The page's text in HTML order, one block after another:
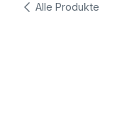
Alle Produkte